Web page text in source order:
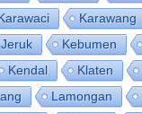
Karawang
Kebumen
Kendal Klaten
Lamongan